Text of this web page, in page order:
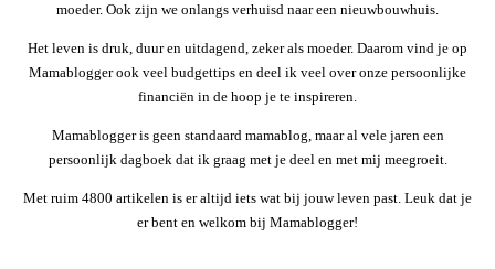
moeder. Ook zijn we onlangs verhuisd naar een nieuwbouwhuis.
Het leven is druk, duur en uitdagend, zeker als moeder. Daarom vind je op
Mamablogger ook veel budgettips en deel ik veel over onze persoonlijke
financiën in de hoop je te inspireren.
Mamablogger is geen standaard mamablog, maar al vele jaren een
persoonlijk dagboek dat ik graag met je deel en met mij meegroeit.
Met ruim 4800 artikelen is er altijd iets wat bij jouw leven past. Leuk dat je
er bent en welkom bij Mamablogger!